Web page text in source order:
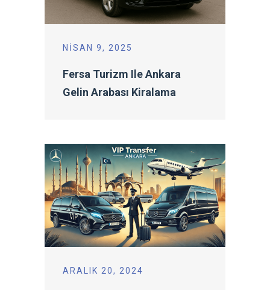
NISAN 9, 2025
Fersa Turizm Ile Ankara
Gelin Arabası Kiralama
ARALIK 20, 2024